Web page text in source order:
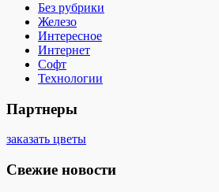
Без рубрики
Железо
Интересное
Интернет
Софт
Технологии
Партнеры
заказать цветы
Свежие новости